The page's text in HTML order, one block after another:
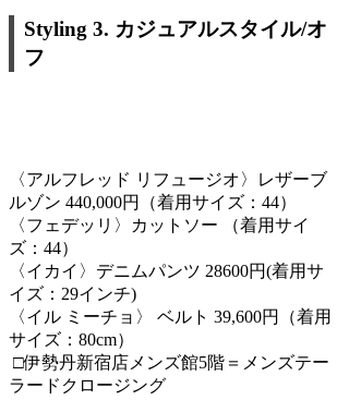
Styling 3. カジュアルスタイル/オ
フ
〈アルフレッド リフュージオ〉レザーブ
ルゾン 440,000円（着用サイズ：44）
〈フェデッリ〉カットソー （着用サイ
ズ：44）
〈イカイ〉デニムパンツ 28600円(着用サ
イズ：29インチ)
〈イル ミーチョ〉 ベルト 39,600円（着用
サイズ：80cm）
□伊勢丹新宿店メンズ館5階＝メンズテー
ラードクロージング